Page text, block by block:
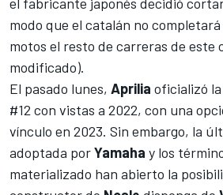
modo que el catalán no
motos el resto de carreras de este
modificado).
El pasado lunes, Aprilia oficializó
#12 con vistas a 2022, con una
vínculo en 2023. Sin embargo, la
adoptada porYamaha y los
materializado han abierto la